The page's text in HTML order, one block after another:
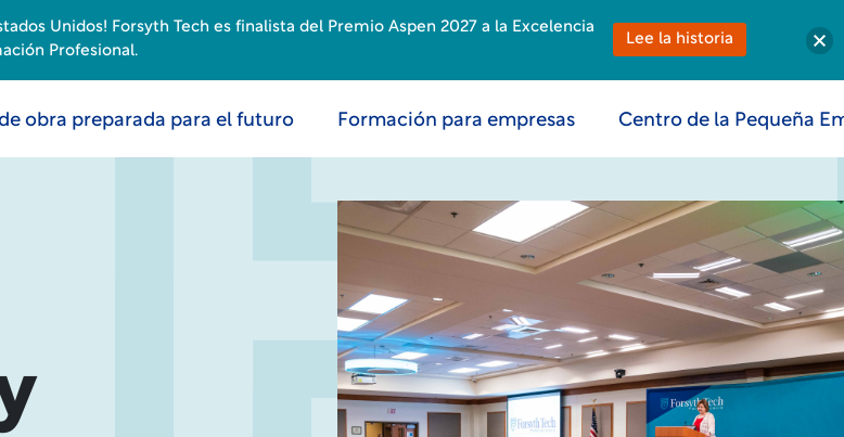
obra preparada para el futuro Formación para empresas Centro de la Pequeña
Unidos! Forsyth Tech es finalista del Premio Aspen 2027 a la Excelencia
Profesional.
Lee la historia